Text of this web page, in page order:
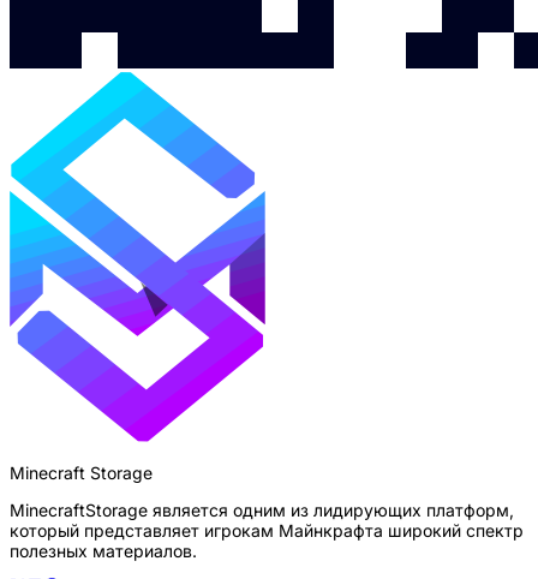
Minecraft Storage
MinecraftStorage является одним из лидирующих платформ,
который представляет игрокам Майнкрафта широкий спектр
полезных материалов.